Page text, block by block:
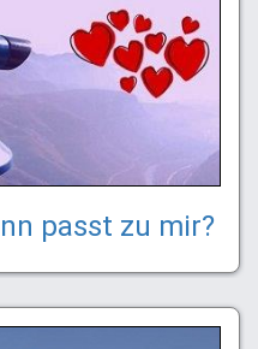
passt zu mir?